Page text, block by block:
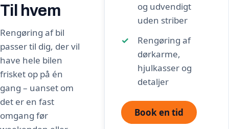
Til hvem
Rengøring af bil
passer til dig, der vil
have hele bilen
frisket op på én
gang – uanset om
det er en fast
omgang før
og udvendigt
uden striber
Rengøring af
dørkarme,
hjulkasser og
detaljer
Book en tid